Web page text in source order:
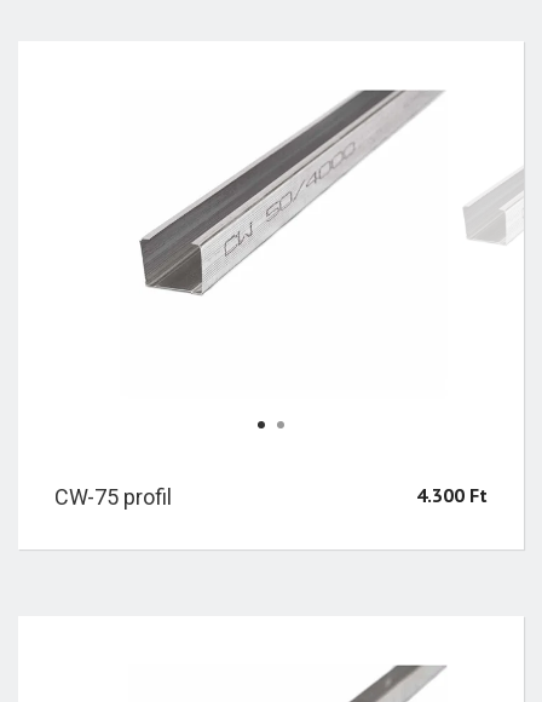
CW-75 profil 4.300 Ft